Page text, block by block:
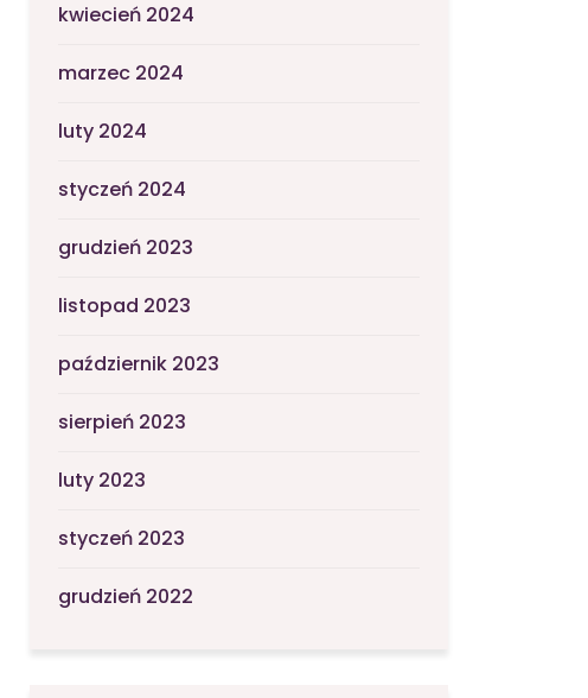
kwiecień 2024
marzec 2024
luty 2024
styczeń 2024
grudzień 2023
listopad 2023
październik 2023
sierpień 2023
luty 2023
styczeń 2023
grudzień 2022